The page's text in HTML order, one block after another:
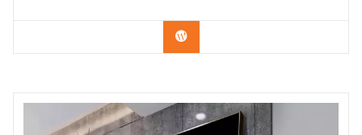
Confira os modelos